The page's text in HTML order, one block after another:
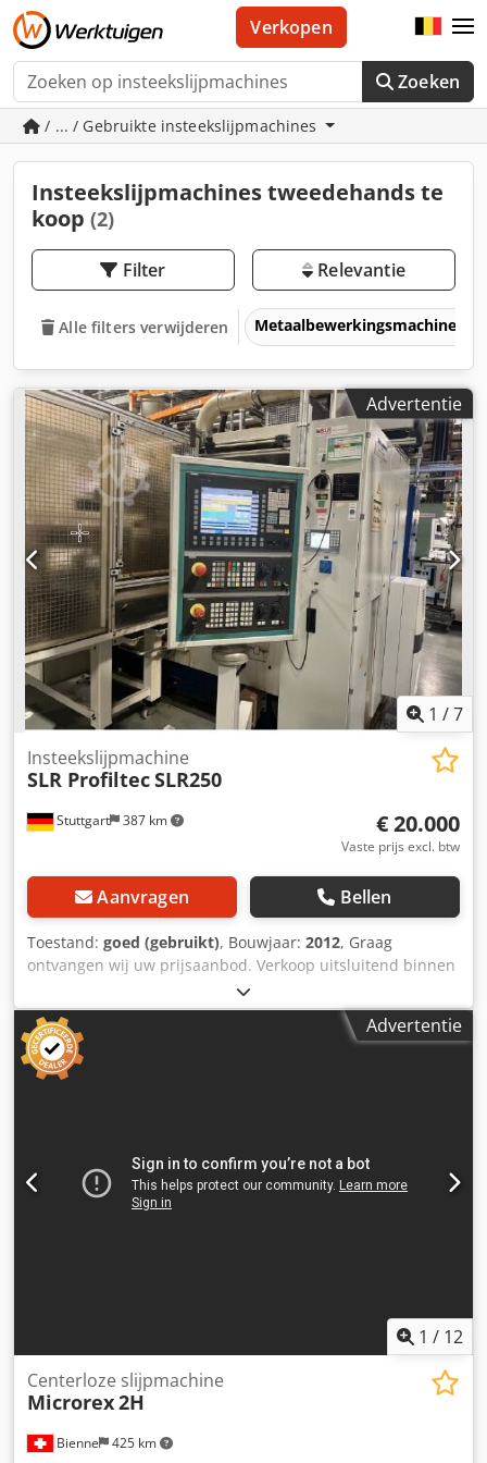
Zoeken
Verkopen
/ ... / Gebruikte insteekslijpmachines
Insteekslijpmachines tweedehands te
koop (2)
Filter Relevantie
Alle filters verwijderen Metaalbewerkingsmachines
Advertentie
1 /7
Stuttgart 387 km
Insteekslijpmachine
SLR ProfiltecSLR250
€ 20.000
Vaste prijs excl. btw
Aanvragen Bellen
Toestand: goed (gebruikt), Bouwjaar: 2012, Graag
ontvangen wij uw prijsaanbod. Verkoop uitsluitend binnen
Europa, inclusief Turkije. Prijs exclusief verpakking;
leveringsconditie: FCA (machine-locatie) ===== Te koop
aangeboden: 2 machines van hetzelfde type, bouwjaar
2012 en 2015. Crsdoy Ty Hdspfx Akvjf Technische gegevens
zie bijgevoegde handout. Elke vorm van garantie of
van toebehoren en gereedschapsuitrusting, noch voor de
naleving van de in de ongevallenpreventievoorschriften
genoemde veiligheids- en milieubeschermingsvereisten.
Advertentie
1 / 12
Bienne 425 km
Centerloze slijpmachine
Microrex2H